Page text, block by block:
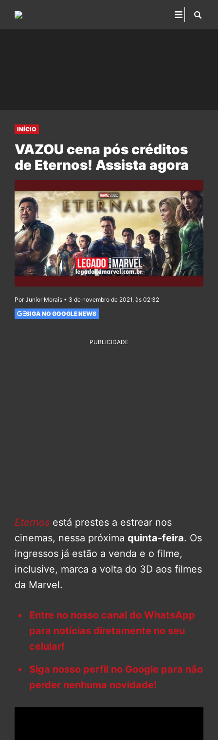
INÍCIO
VAZOU cena pós créditos
de Eternos! Assista agora
Por Junior Morais • 3 de novembro de 2021, às 02:32
SIGA NO GOOGLE NEWS
PUBLICIDADE
Eternos está prestes a estrear nos
cinemas, nessa próxima quinta-feira. Os
ingressos já estão a venda e o filme,
inclusive, marca a volta do 3D aos filmes
da Marvel.
Entre no nosso canal do WhatsApp
para notícias diretamente no seu
celular!
Siga nosso perfil no Google para não
perder nenhuma novidade!